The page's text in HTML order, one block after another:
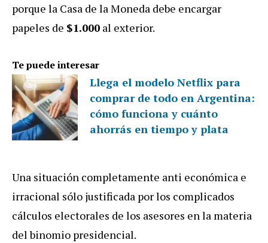
porque la Casa de la Moneda debe encargar
papeles de $1.000 al exterior.
Te puede interesar
Llega el modelo Netflix para
comprar de todo en Argentina:
cómo funciona y cuánto
ahorrás en tiempo y plata
Una situación completamente anti económica e
irracional sólo justificada por los complicados
cálculos electorales de los asesores en la materia
del binomio presidencial.